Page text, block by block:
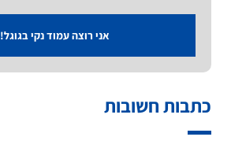
אני רוצה עמוד נקי בגוגל!
כתבות חשובות